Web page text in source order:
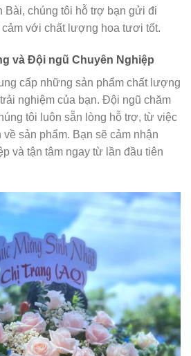
chúng tôi hỗ trợ bạn gửi đi
với chất lượng hoa tươi tốt.
và Đội ngũ Chuyên Nghiệp
cấp những sản phẩm chất lượng
nghiệm của bạn. Đội ngũ chăm
tôi luôn sẵn lòng hỗ trợ, từ việc
sản phẩm. Bạn sẽ cảm nhận
và tận tâm ngay từ lần đầu tiên